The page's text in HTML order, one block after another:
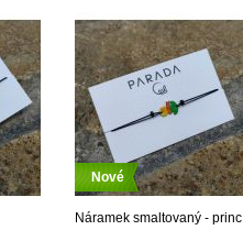
Nové
Náramek smaltovaný - princ